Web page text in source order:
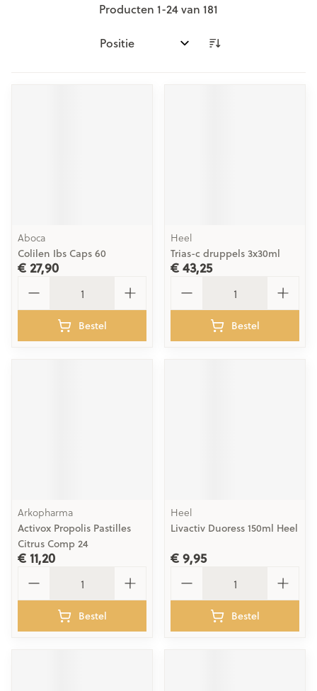
Producten 1-24van 181
Sorteer op:
Aboca
Colilen Ibs Caps 60
€ 27,90
Bestel
Heel
Trias-c druppels 3x30ml
€ 43,25
Bestel
Arkopharma
Activox Propolis Pastilles
Citrus Comp 24
€ 11,20
Bestel
Heel
Livactiv Duoress 150ml Heel
€ 9,95
Bestel